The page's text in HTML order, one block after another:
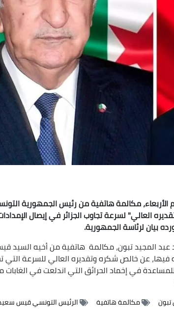
مكالمة هاتفية من رئيس الجمهورية
العالي" لسرعة تجاوب الجزائر في إيصال
بيان لرئاسة الجمهورية.
عبد المجيد تبون، مكالمة هاتفية من أخيه السيد
عن خالص شكره وتقديره العالي للسرعة التي
في إخماد الحرائق التي اندلعت في الغابات
تبون مكالمة هاتفية الرئيس التونسي قيس